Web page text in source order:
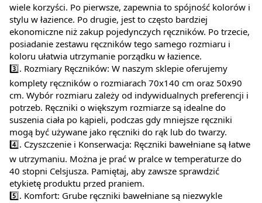
wiele korzyści. Po pierwsze, zapewnia to spójność kolorów i
stylu w łazience. Po drugie, jest to często bardziej
ekonomiczne niż zakup pojedynczych ręczników. Po trzecie,
posiadanie zestawu ręczników tego samego rozmiaru i
koloru ułatwia utrzymanie porządku w łazience.
3️⃣. Rozmiary Ręczników: W naszym sklepie oferujemy
komplety ręczników o rozmiarach 70x140 cm oraz 50x90
cm. Wybór rozmiaru zależy od indywidualnych preferencji i
potrzeb. Ręczniki o większym rozmiarze są idealne do
suszenia ciała po kąpieli, podczas gdy mniejsze ręczniki
mogą być używane jako ręczniki do rąk lub do twarzy.
4️⃣. Czyszczenie i Konserwacja: Ręczniki bawełniane są łatwe
w utrzymaniu. Można je prać w pralce w temperaturze do
40 stopni Celsjusza. Pamiętaj, aby zawsze sprawdzić
etykietę produktu przed praniem.
5️⃣. Komfort: Grube ręczniki bawełniane są niezwykle